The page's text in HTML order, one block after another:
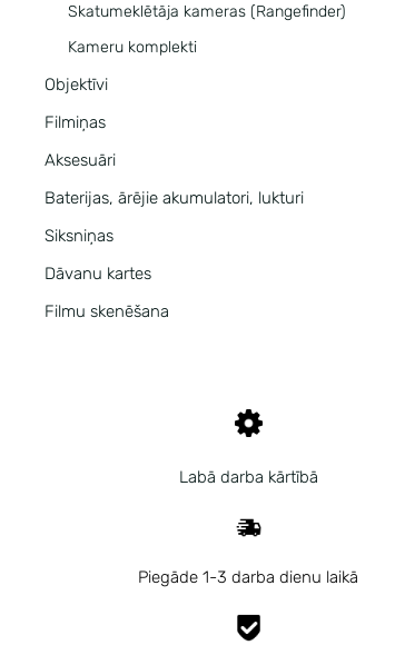
Skatumeklētāja kameras (Rangefinder)
Kameru komplekti
Objektīvi
Filmiņas
Aksesuāri
Baterijas, ārējie akumulatori, lukturi
Siksniņas
Dāvanu kartes
Filmu skenēšana
Labā darba kārtībā
Piegāde 1-3 darba dienu laikā